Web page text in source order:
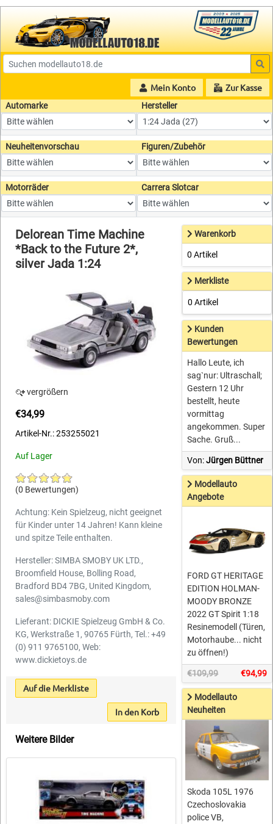
Mein Konto Zur Kasse
Automarke Hersteller
Neuheitenvorschau Figuren/Zubehör
Motorräder Carrera Slotcar
Delorean Time Machine
*Back to the Future 2*,
silver Jada 1:24
vergrößern
€34,99
Artikel-Nr.: 253255021
Auf Lager
(0 Bewertungen)
Achtung: Kein Spielzeug, nicht geeignet
für Kinder unter 14 Jahren! Kann kleine
und spitze Teile enthalten.
Hersteller: SIMBA SMOBY UK LTD.,
Broomfield House, Bolling Road,
Bradford BD4 7BG, United Kingdom,
sales@simbasmoby.com
Lieferant: DICKIE Spielzeug GmbH & Co.
KG, Werkstraße 1, 90765 Fürth, Tel.: +49
(0) 911 9765100, Web:
www.dickietoys.de
Auf die Merkliste
In den Korb
Weitere Bilder
Warenkorb
0 Artikel
Merkliste
0 Artikel
Kunden
Bewertungen
Hallo Leute, ich
sag`nur: Ultraschall;
Gestern 12 Uhr
bestellt, heute
vormittag
angekommen. Super
Sache. Gruß...
Von:Jürgen Büttner
Modellauto
Angebote
FORD GT HERITAGE
EDITION HOLMAN-
MOODY BRONZE
2022 GT Spirit 1:18
Resinemodell (Türen,
Motorhaube... nicht
zu öffnen!)
€109,99 €94,99
Modellauto
Neuheiten
Skoda 105L 1976
Czechoslovakia
police VB,